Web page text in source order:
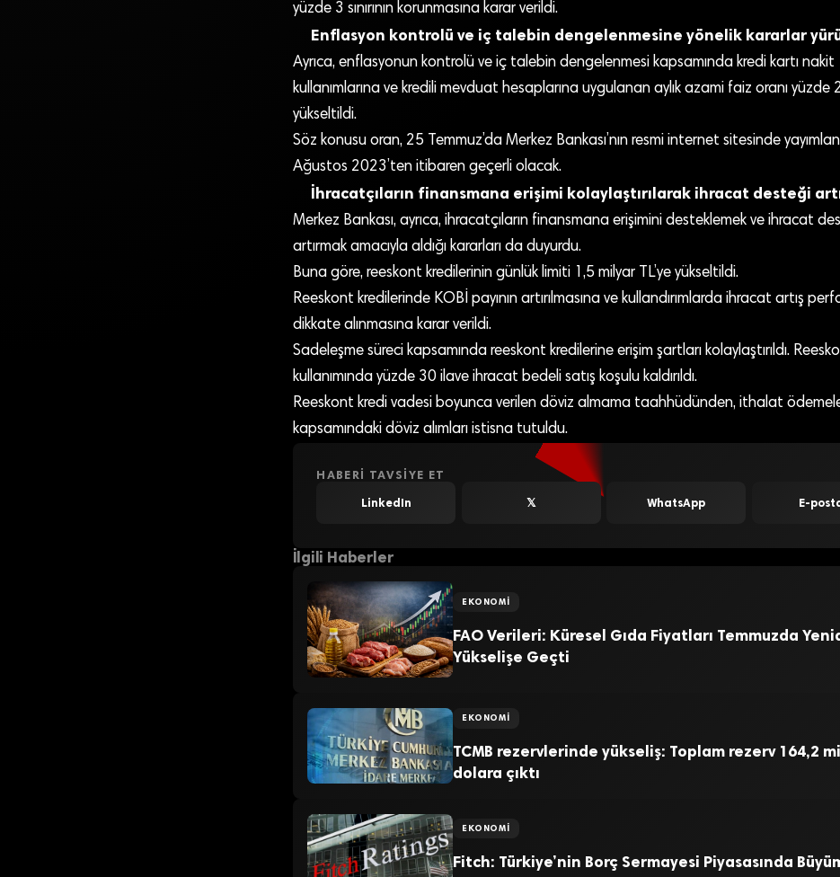
yüzde 3 sınırının korunmasına karar verildi.
Enflasyon kontrolü ve iç talebin dengelenmesine yönelik kararlar
Ayrıca, enflasyonun kontrolü ve iç talebin dengelenmesi kapsamında kredi kartı nakit
kullanımlarına ve kredili mevduat hesaplarına uygulanan aylık azami faiz oranı yüzde
yükseltildi.
Söz konusu oran, 25 Temmuz’da Merkez Bankası’nın resmi internet sitesinde
Ağustos 2023’ten itibaren geçerli olacak.
İhracatçıların finansmana erişimi kolaylaştırılarak ihracat desteği
Merkez Bankası, ayrıca, ihracatçıların finansmana erişimini desteklemek ve ihracat
artırmak amacıyla aldığı kararları da duyurdu.
Buna göre, reeskont kredilerinin günlük limiti 1,5 milyar TL’ye yükseltildi.
Reeskont kredilerinde KOBİ payının artırılmasına ve kullandırımlarda ihracat artış
dikkate alınmasına karar verildi.
Sadeleşme süreci kapsamında reeskont kredilerine erişim şartları kolaylaştırıldı.
kullanımında yüzde 30 ilave ihracat bedeli satış koşulu kaldırıldı.
Reeskont kredi vadesi boyunca verilen döviz almama taahhüdünden, ithalat
kapsamındaki döviz alımları istisna tutuldu.
HABERI TAVSIYE ET
LinkedIn 𝕏 WhatsApp E-
İlgili Haberler
EKONOMI
FAO Verileri: Küresel Gıda Fiyatları Temmuzda
Yükselişe Geçti
EKONOMI
TCMB rezervlerinde yükseliş: Toplam rezerv 164,2
dolara çıktı
EKONOMI
Fitch: Türkiye’nin Borç Sermayesi Piyasasında